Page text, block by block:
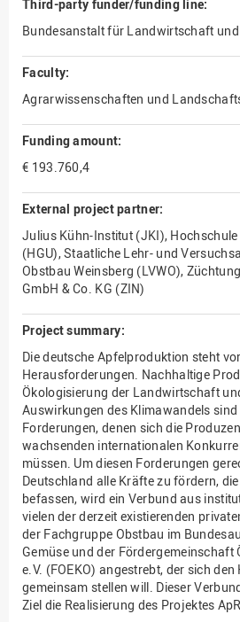
Third-party funder/funding line:
Bundesanstalt für Landwirtschaft
Faculty:
Agrarwissenschaften und
Funding amount:
€ 193.760,4
External project partner:
Julius Kühn-Institut (JKI),
(HGU), Staatliche Lehr- und
Obstbau Weinsberg (LVWO),
GmbH & Co. KG (ZIN)
Project summary:
Die deutsche Apfelproduktion steht
Herausforderungen. Nachhaltige
Ökologisierung der Landwirtschaft
Auswirkungen des Klimawandels
Forderungen, denen sich die
wachsenden internationalen
müssen. Um diesen Forderungen
Deutschland alle Kräfte zu fördern,
befassen, wird ein Verbund aus
vielen der derzeit existierenden
der Fachgruppe Obstbau im
Gemüse und der Fördergemeinschaft
e.V. (FOEKO) angestrebt, der sich
gemeinsam stellen will. Dieser
Ziel die Realisierung des Projektes